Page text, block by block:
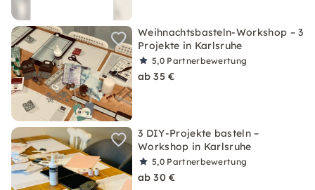
Weihnachtsbasteln-Workshop – 3
Projekte in Karlsruhe
5,0 Partnerbewertung
ab 35 €
3 DIY-Projekte basteln –
Workshop in Karlsruhe
5,0 Partnerbewertung
ab 30 €